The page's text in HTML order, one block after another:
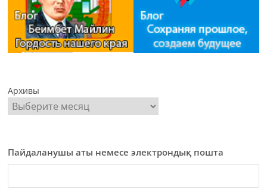
Архивы
Пайдаланушы аты немесе электрондық пошта